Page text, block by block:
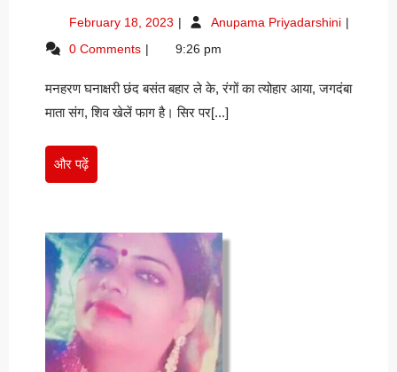
-जैनेन्द्र
February 18, 2023 February
2023
Anupama Priyadarshini प्रेम
रवि’
0 Comments 9:26 pm
मनहरण घनाक्षरी छंद बसंत बहार ले के, रंगों का त्योहार आया, जगदंबा
माता संग, शिव खेलें फाग है। सिर पर[...]
और पढ़ेंऔर
पढ़ें